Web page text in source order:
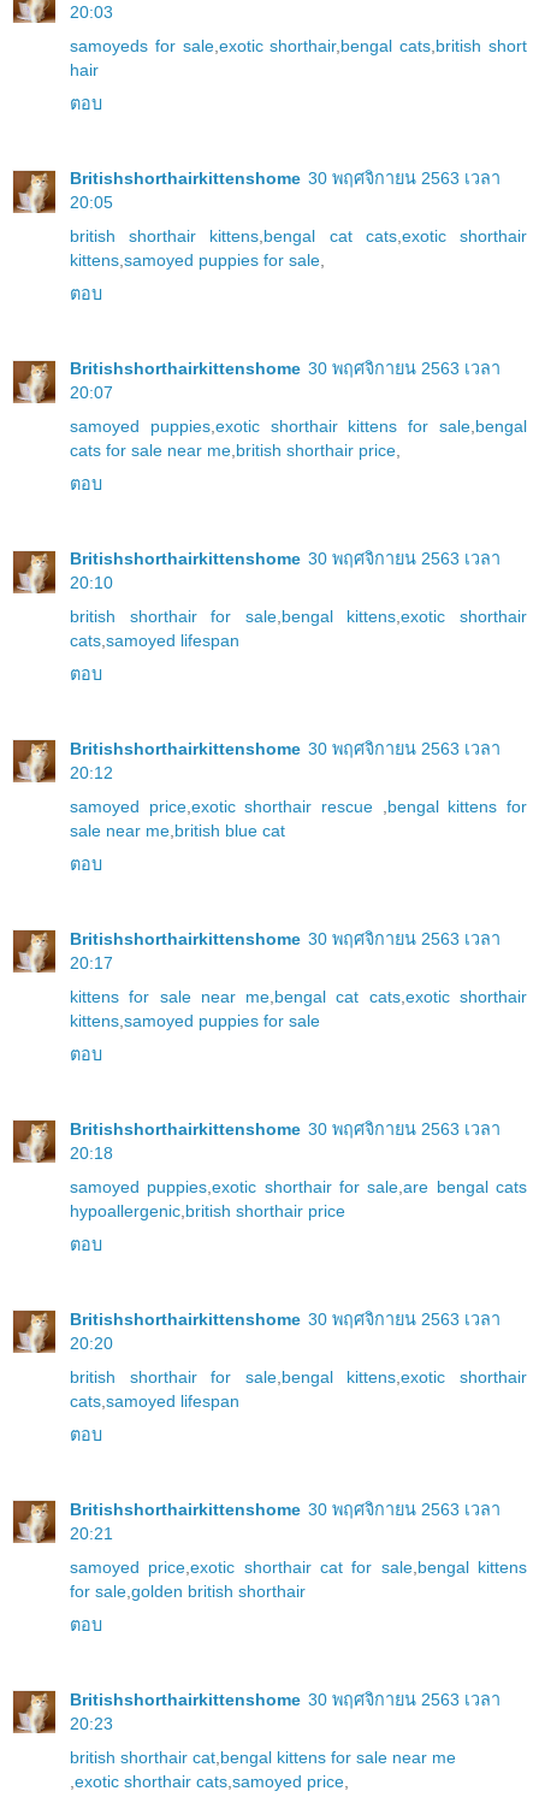
20:03
samoyeds for sale, exotic shorthair, bengal cats british short
hair
ตอบ
Britishshorthairkittenshome 30 พฤศจิกายน 2563 เวลา
20:05
british shorthair kittens bengal cat cats, exotic shorthair
kittens samoyed puppies for sale
ตอบ
Britishshorthairkittenshome 30 พฤศจิกายน 2563 เวลา
20:07
samoyed puppies, exotic shorthair kittens for sale bengal
cats for sale near me british shorthair price
ตอบ
Britishshorthairkittenshome 30 พฤศจิกายน 2563 เวลา
20:10
british shorthair for sale, bengal kittens ,exotic shorthair
cats samoyed lifespan
ตอบ
Britishshorthairkittenshome 30 พฤศจิกายน 2563 เวลา
20:12
samoyed price, exotic shorthair rescue
bengal kittens for
sale near me british blue cat
ตอบ
Britishshorthairkittenshome 30 พฤศจิกายน 2563 เวลา
20:17
kittens for sale near me bengal cat cats, exotic shorthair
kittens samoyed puppies for sale
ตอบ
Britishshorthairkittenshome 30 พฤศจิกายน 2563 เวลา
20:18
samoyed puppies ,exotic shorthair for sale ,are bengal cats
hypoallergenic british shorthair price
ตอบ
Britishshorthairkittenshome 30 พฤศจิกายน 2563 เวลา
20:20
british shorthair for sale, bengal kittens ,exotic shorthair
cats samoyed lifespan
ตอบ
Britishshorthairkittenshome 30 พฤศจิกายน 2563 เวลา
20:21
samoyed price ,exotic shorthair cat for sale, bengal kittens
for sale golden british shorthair
ตอบ
Britishshorthairkittenshome 30 พฤศจิกายน 2563 เวลา
20:23
british shorthair cat bengal kittens for sale near me
exotic shorthair cats samoyed price